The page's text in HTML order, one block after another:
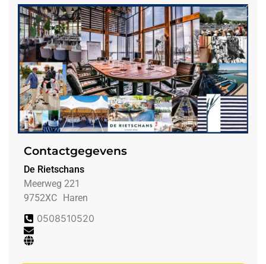
Contactgegevens
De Rietschans
Meerweg 221
9752XC Haren
0508510520